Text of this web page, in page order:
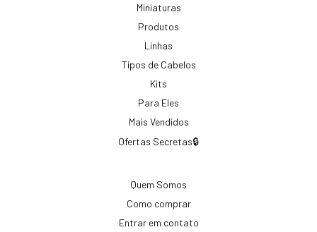
Miniaturas
Produtos
Linhas
Tipos de Cabelos
Kits
Para Eles
Mais Vendidos
Ofertas Secretas🔒
Quem Somos
Como comprar
Entrar em contato